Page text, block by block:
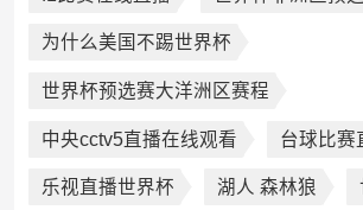
为什么美国不踢世界杯
世界杯预选赛大洋洲区赛程
中央cctv5直播在线观看 台球比赛
乐视直播世界杯 湖人 森林狼